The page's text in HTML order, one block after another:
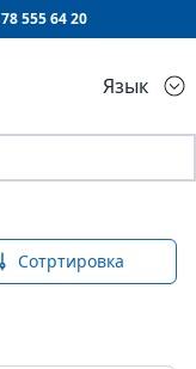
78 555 64 20
Язык
Сотртировка